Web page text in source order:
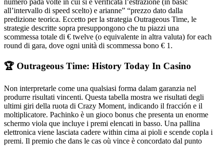
numero pada volte in cui si è verificata l’estrazione (in basic
all’intervallo di speed scelto) e arianne” “prezzo dato dalla
predizione teorica. Eccetto per la strategia Outrageous Time, le
strategie descritte sopra presuppongono che tu piazzi una
scommessa totale di € twelve (o equivalente in altra valuta) for each
round di gara, dove ogni unità di scommessa bono € 1.
🏆 Outrageous Time: History Today In Casino
Non interpretarle come una qualsiasi forma dalam garanzia nel
produrre risultati vincenti. Questa tabella mostra we risultati degli
ultimi giri della ruota di Crazy Moment, indicando il fracción e il
moltiplicatore. Pachinko è un gioco bonus che presenta un enorme
schermo viola que incluye i premi elencati in basso. Una pallina
elettronica viene lasciata cadere within cima ai pioli e scende copla i
premi. Il premio che dans le cas où vince è concordato dal punto